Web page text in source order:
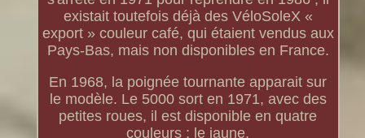
existait toutefois déjà des VéloSoleX «
export » couleur café, qui étaient vendus aux
Pays-Bas, mais non disponibles en France.
En 1968, la poignée tournante apparait sur
le modèle. Le 5000 sort en 1971, avec des
petites roues, il est disponible en quatre
couleurs ; le jaune.